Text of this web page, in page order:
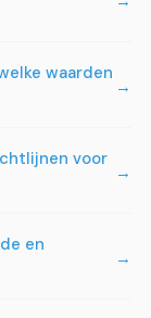
waarden
voor
en